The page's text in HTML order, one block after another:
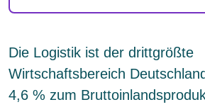
Die Logistik ist der drittgrößte
Wirtschaftsbereich
4,6 % zum